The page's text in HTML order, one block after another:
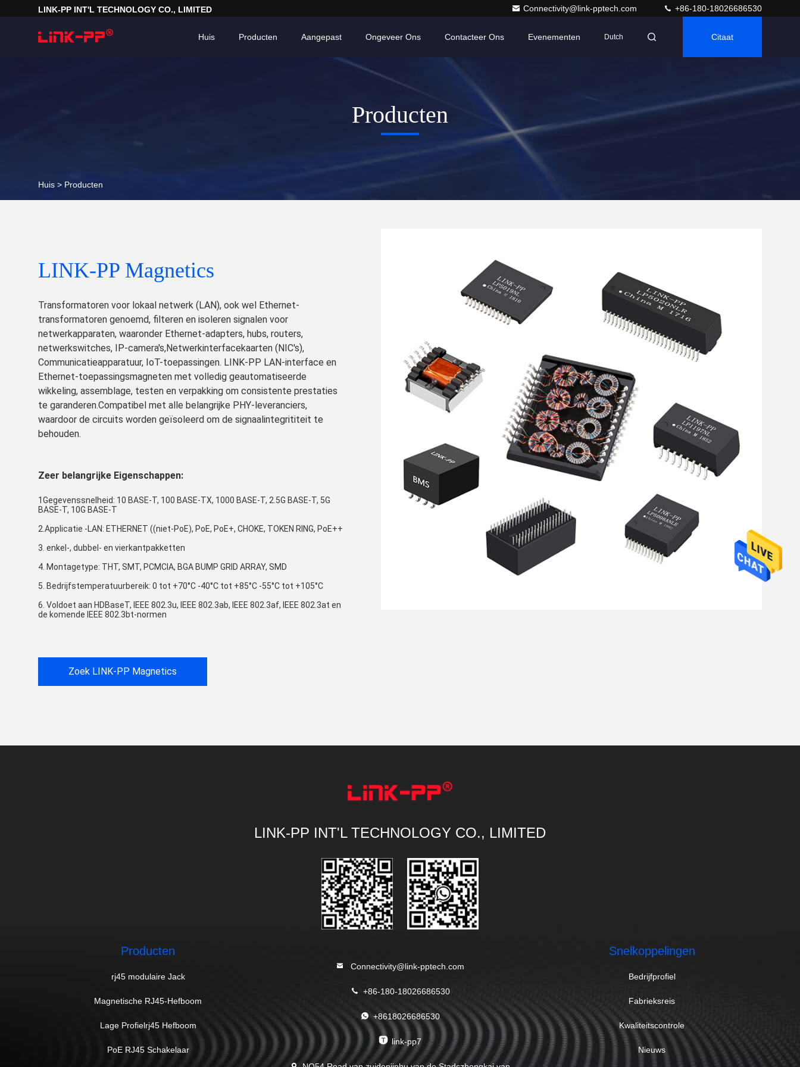
LINK-PP INT'L TECHNOLOGY CO., LIMITED Connectivity@link-pptech.com +86-180-18026686530
Huis Producten Ongeveer Ons Contacteer Ons Evenementen
Aangepast Dutch Citaat
Producten
Huis > Producten
LINK-PP Magnetics
Transformatoren voor lokaal netwerk (LAN), ook wel Ethernet-
transformatoren genoemd, filteren en isoleren signalen voor
netwerkapparaten, waaronder Ethernet-adapters, hubs, routers,
netwerkswitches, IP-camera's,Netwerkinterfacekaarten (NIC's),
Communicatieapparatuur, IoT-toepassingen. LINK-PP LAN-interface en
Ethernet-toepassingsmagneten met volledig geautomatiseerde
wikkeling, assemblage, testen en verpakking om consistente prestaties
te garanderen.Compatibel met alle belangrijke PHY-leveranciers,
waardoor de circuits worden geïsoleerd om de signaalintegrititeit te
behouden.
Zeer belangrijke Eigenschappen:
1Gegevenssnelheid: 10 BASE-T, 100 BASE-TX, 1000 BASE-T, 2.5G BASE-T, 5G
BASE-T, 10G BASE-T
2.Applicatie -LAN: ETHERNET ((niet-PoE), PoE, PoE+, CHOKE, TOKEN RING, PoE++
3. enkel-, dubbel- en vierkantpakketten
4. Montagetype: THT, SMT, PCMCIA, BGA BUMP GRID ARRAY, SMD
5. Bedrijfstemperatuurbereik: 0 tot +70°C -40°C tot +85°C -55°C tot +105°C
6. Voldoet aan HDBaseT, IEEE 802.3u, IEEE 802.3ab, IEEE 802.3af, IEEE 802.3at en
de komende IEEE 802.3bt-normen
Zoek LINK-PP Magnetics
LINK-PP INT'L TECHNOLOGY CO., LIMITED
Producten
rj45 modulaire Jack
Magnetische RJ45-Hefboom
Lage Profielrj45 Hefboom
PoE RJ45 Schakelaar
Connectivity@link-pptech.com
+86-180-18026686530
+8618026686530
link-pp7
Snelkoppelingen
Bedrijfprofiel
Fabrieksreis
Kwaliteitscontrole
Nieuws